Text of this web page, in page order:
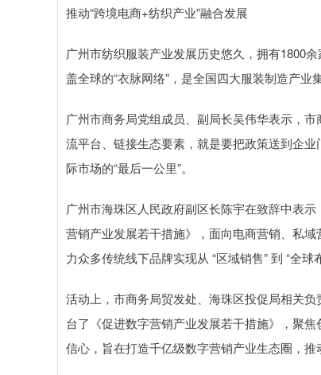
推动“跨境电商+纺织产业”融合发展
广州市纺织服装产业发展历史悠久，拥有1800
盖全球的“衣脉网络”，是全国四大服装制造产业
广州市商务局党组成员、副局长吴伟华表示，
流平台、链接生态要素，就是要把政策送到企
际市场的“最后一公里”。
广州市海珠区人民政府副区长陈宇在致辞中表
营销产业发展若干措施》，面向电商营销、私
力众多传统线下品牌实现从 “区域销售” 到 “全球
活动上，市商务局贸发处、海珠区投促局相关
台了《促进数字营销产业发展若干措施》，聚
信心，旨在打造千亿级数字营销产业生态圈，推